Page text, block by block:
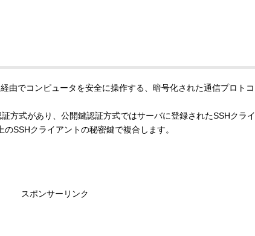
由でコンピュータを安全に操作する、暗号化された通信プロトコ
方式があり、公開鍵認証方式ではサーバに登録されたSSHクライ
SSHクライアントの秘密鍵で複合します。
スポンサーリンク